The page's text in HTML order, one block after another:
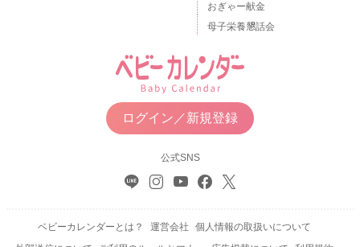
おぎゃー献金
母子栄養懇話会
ログイン／新規登録
公式SNS
ベビーカレンダーとは？ 運営会社
個人情報の取扱いについて